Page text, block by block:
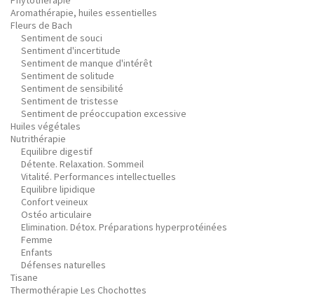
Aromathérapie, huiles essentielles
Fleurs de Bach
Sentiment de souci
Sentiment d'incertitude
Sentiment de manque d'intérêt
Sentiment de solitude
Sentiment de sensibilité
Sentiment de tristesse
Sentiment de préoccupation excessive
Huiles végétales
Nutrithérapie
Equilibre digestif
Détente. Relaxation. Sommeil
Vitalité. Performances intellectuelles
Equilibre lipidique
Confort veineux
Ostéo articulaire
Elimination. Détox. Préparations hyperprotéinées
Femme
Enfants
Défenses naturelles
Tisane
Thermothérapie Les Chochottes